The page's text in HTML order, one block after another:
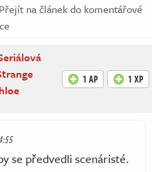
na článek do komentářové
1 AP 1 XP
se předvedli scenáristé.